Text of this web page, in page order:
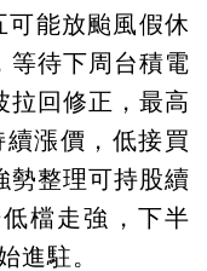
能放颱風假休
等待下周台積電
拉回修正，最高
漲價，低接買
勢整理可持股續
檔走強，下半
進駐。